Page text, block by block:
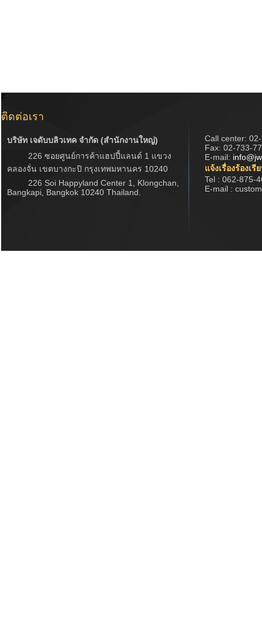
F
ติดต่อเรา
บริษัท เจดับบลิวเทค จำกัด (สำนักงานใหญ่)
226 ซอยศูนย์การค้าแฮปปี้แลนด์ 1 แขวง
คลองจั่น เขตบางกะปิ กรุงเทพมหานคร 10240
226 Soi Happyland Center 1, Klongchan,
Bangkapi, Bangkok 10240 Thailand.
Call center:
Fax: 02-733-
E-mail:
แจ้งเรื่องร้องเรี
Tel : 062-875-
E-mail :